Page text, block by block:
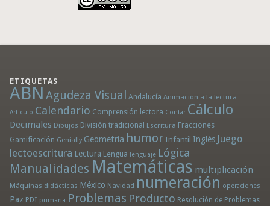
ETIQUETAS
ABN Agudeza Visual Andalucía Animación a la lectura
Artículo Calendario Comprensión lectora Contar Cálculo
Decimales Dibujos División tradicional Escritura Fracciones
Gamificación Genially Geometría humor Infantil Inglés Juego
lectoescritura Lectura Lengua lenguaje Lógica
Manualidades Matemáticas multiplicación
Máquinas didácticas México Navidad numeración operaciones
Paz PDI primaria Problemas Producto Resolución de Problemas